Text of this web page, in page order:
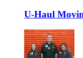
U-Haul